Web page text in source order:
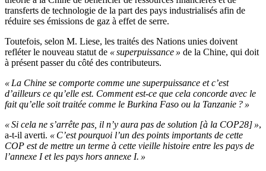
transferts de technologie de la part des pays industrialisés afin de
réduire ses émissions de gaz à effet de serre.
Toutefois, selon M. Liese, les traités des Nations unies doivent
refléter le nouveau statut de « superpuissance » de la Chine, qui doit
à présent passer du côté des contributeurs.
« La Chine se comporte comme une superpuissance et c’est
d’ailleurs ce qu’elle est. Comment est-ce que cela concorde avec le
fait qu’elle soit traitée comme le Burkina Faso ou la Tanzanie ? »
« Si cela ne s’arrête pas, il n’y aura pas de solution [à la COP28] »,
a-t-il averti. « C’est pourquoi l’un des points importants de cette
COP est de mettre un terme à cette vieille histoire entre les pays de
l’annexe I et les pays hors annexe I. »